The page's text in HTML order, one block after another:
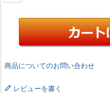
商品についてのお問い合わせ
レビューを書く